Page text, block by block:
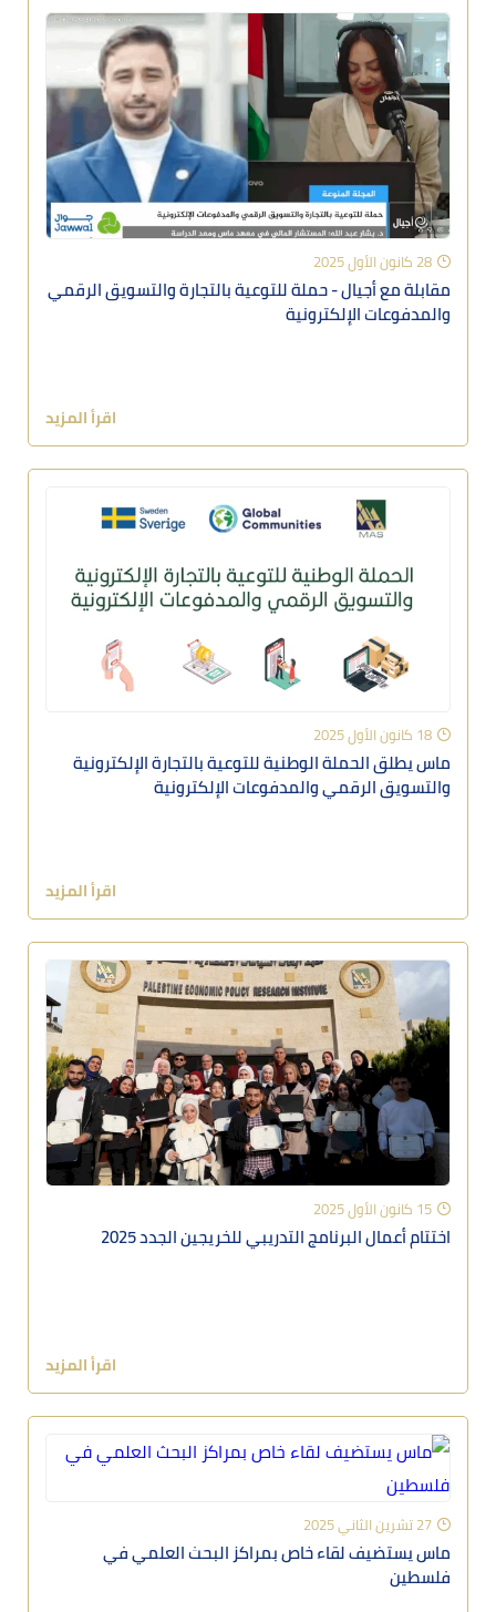
28 كانون الأول 2025
مقابلة مع أجيال - حملة للتوعية بالتجارة والتسويق الرقمي
والمدفوعات الإلكترونية
اقرأ المزيد
18 كانون الأول 2025
ماس يطلق الحملة الوطنية للتوعية بالتجارة الإلكترونية
والتسويق الرقمي والمدفوعات الإلكترونية
اقرأ المزيد
15 كانون الأول 2025
اختتام أعمال البرنامج التدريبي للخريجين الجدد 2025
اقرأ المزيد
27 تشرين الثاني 2025
ماس يستضيف لقاء خاص بمراكز البحث العلمي في
فلسطين